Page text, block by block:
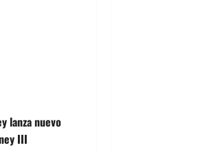
lanza nuevo
III